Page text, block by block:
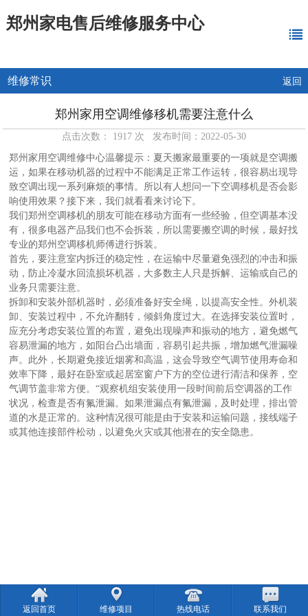
郑州家电售后维修服务中心
维修常识 返回
郑州家用空调维修移机需要注意什么
点击次数： 1917 次 发布时间：2022-05-30
郑州家用空调维修中心温馨提示：夏天搬家最重要的一项就是空调搬
运，如果在移动机器的过程中不能满足正常工作运转，很容易出现导
致空调出现一系列麻烦的事情。所以有人想问一下空调移机是否会影
响使用效果？接下来，我们就看看来讨论下。
我们郑州空调移机的朋友可能在移动方面有一些经验，但空调基本没
有，很多电器产品我们也不会拆装，所以需要搬空调的时候，最好找
专业的郑州空调移机师傅进行拆装。
首先，要注意室内拆迁的稳定性，在运输中尽量避免强烈的冲击和振
动，防止冷凝水回流损坏机器，大多数主人只是拆解、运输或自己的
业务只需要注意。
拆卸和安装外部机器时，必须准备好安全绳，以提高安全性。外机装
卸、安装过程中，不允许翻转，倾斜角度过大。在选择安装位置时，
应充分考虑安装位置的布置，避免出现噪声和振动的地方，避免燃气
容易泄漏的地方，如阳台凸出墙面，容易引起共振，增加燃气泄漏噪
声。此外，长期避免接近烟雾和高温，这会导致空气调节使用寿命和
效率下降，最好在卧室或起居室窗户下方的空位进行清洁和保养，空
气调节盖非常方便。“观察机组安装使用一段时间前后空调器的工作
状况，检查是否有氟泄漏。如果泄漏点有氟泄漏，及时处理，排出管
道的水是正常的。这种情况很可能是由于安装和运输问题，接线端子
或其他连接部件松动，以避免火灾或其他潜在的安全隐患。
返回首页 维修项目 热线电话 联系我们